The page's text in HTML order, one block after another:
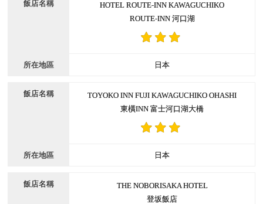
HOTEL ROUTE-INN KAWAGUCHIKO
ROUTE-INN 河口湖
日本
TOYOKO INN FUJI KAWAGUCHIKO OHASHI
東橫INN 富士河口湖大橋
日本
THE NOBORISAKA HOTEL
登坂飯店